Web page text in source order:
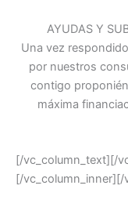
AYUDAS Y
Una vez
por nuestros
contigo
máxima
[/vc_column_text][/
[/vc_column_inner][/